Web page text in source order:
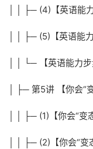
│ │ ├─ (4)【英语能
│ │ ├─ (5)【英语能
│ │ └─ 【英语能力
│ ├─ 第5讲 【你会“
│ │ ├─ (1)【你会“
│ │ ├─ (2)【你会“